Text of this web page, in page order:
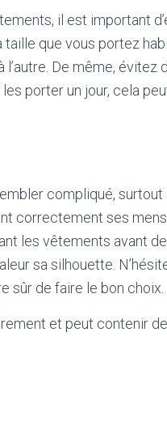
il est important
que vous portez
De même, évitez
porter un jour, cela
compliqué, surtout
correctement ses
les vêtements avant
sa silhouette.
sûr de faire le bon choix.
et peut contenir